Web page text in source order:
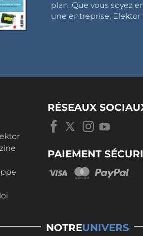
plan. Que vous soyez
une entreprise, Elektor
RÉSEAUX
PAIEMENT
NOTREUNIVERS